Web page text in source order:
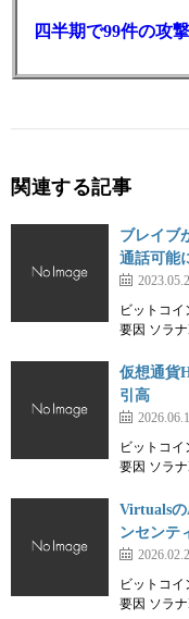
関連する記事
ブレイブ
通話可能
ビットコイ
要因 ソラ
仮想通貨
引高
ビットコイ
要因 ソラ
Virtualsの
ンセンテ
ビットコイ
要因 ソラ